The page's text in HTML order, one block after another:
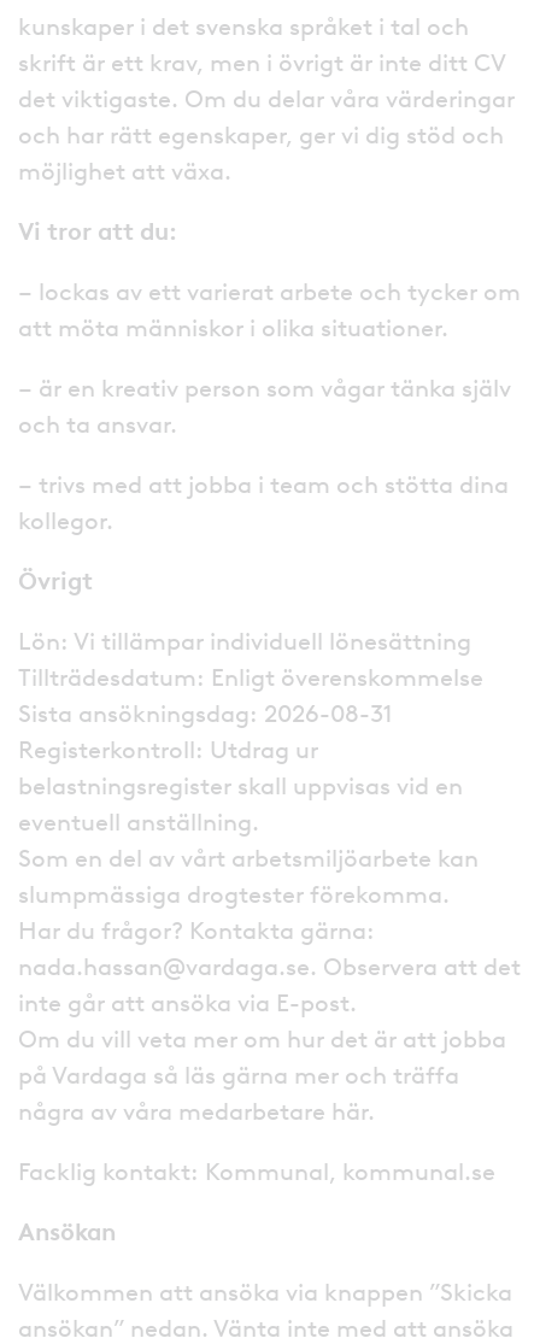
kunskaper i det svenska språket i tal och
skrift är ett krav, men i övrigt är inte ditt CV
det viktigaste. Om du delar våra värderingar
och har rätt egenskaper, ger vi dig stöd och
möjlighet att växa.
Vi tror att du:
– lockas av ett varierat arbete och tycker om
att möta människor i olika situationer.
– är en kreativ person som vågar tänka själv
och ta ansvar.
– trivs med att jobba i team och stötta dina
kollegor.
Övrigt
Lön: Vi tillämpar individuell lönesättning
Tillträdesdatum: Enligt överenskommelse
Sista ansökningsdag: 2026-08-31
Registerkontroll: Utdrag ur
belastningsregister skall uppvisas vid en
eventuell anställning.
Som en del av vårt arbetsmiljöarbete kan
slumpmässiga drogtester förekomma.
Har du frågor? Kontakta gärna:
nada.hassan@vardaga.se. Observera att det
inte går att ansöka via E-post.
Om du vill veta mer om hur det är att jobba
på Vardaga så läs gärna mer och träffa
några av våra medarbetare här.
Facklig kontakt: Kommunal, kommunal.se
Ansökan
Välkommen att ansöka via knappen ”Skicka
ansökan” nedan. Vänta inte med att ansöka